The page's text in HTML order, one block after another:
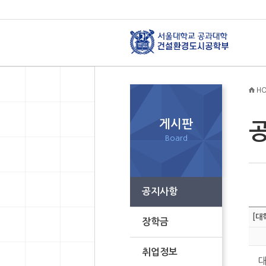
게시판
Board
공지사항
장학금
취업정보
[